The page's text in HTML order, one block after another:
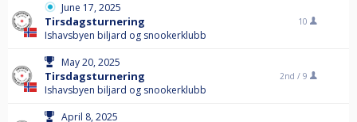
June 17, 2025
Tirsdagsturnering
Ishavsbyen biljard og snookerklubb
10
May 20, 2025
Tirsdagsturnering
Ishavsbyen biljard og snookerklubb
2nd / 9
April 8, 2025